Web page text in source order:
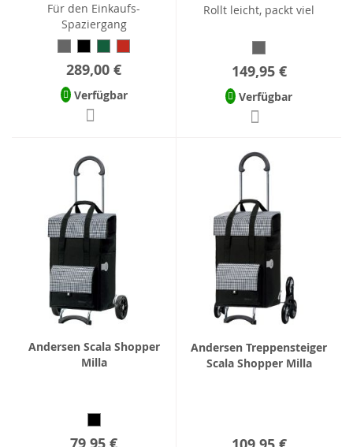
Für den Einkaufs-
Spaziergang
289,00 €
Verfügbar
Rollt leicht, packt viel
149,95 €
Verfügbar
Andersen Scala Shopper
Milla
79,95 €
Andersen Treppensteiger
Scala Shopper Milla